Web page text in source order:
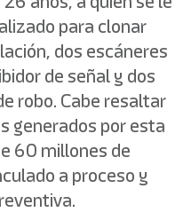
para clonar
dos escáneres
de señal y dos
robo. Cabe resaltar
generados por esta
60 millones de
a proceso y